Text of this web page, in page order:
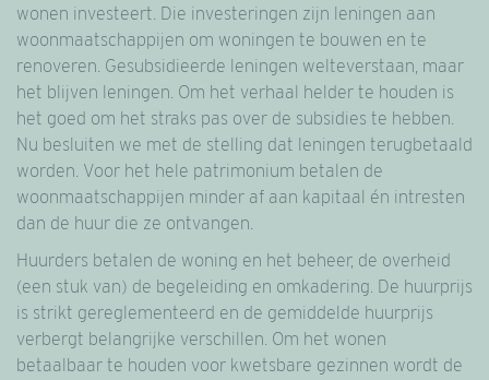
wonen investeert. Die investeringen zijn leningen aan
woonmaatschappijen om woningen te bouwen en te
renoveren. Gesubsidieerde leningen welteverstaan, maar
het blijven leningen. Om het verhaal helder te houden is
het goed om het straks pas over de subsidies te hebben.
Nu besluiten we met de stelling dat leningen terugbetaald
worden. Voor het hele patrimonium betalen de
woonmaatschappijen minder af aan kapitaal én intresten
dan de huur die ze ontvangen.
Huurders betalen de woning en het beheer, de overheid
(een stuk van) de begeleiding en omkadering. De huurprijs
is strikt gereglementeerd en de gemiddelde huurprijs
verbergt belangrijke verschillen. Om het wonen
betaalbaar te houden voor kwetsbare gezinnen wordt de